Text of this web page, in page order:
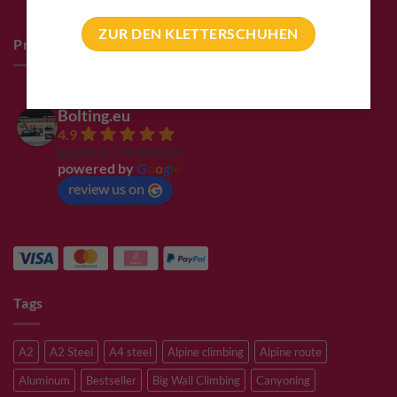
ZUR DEN KLETTERSCHUHEN
Pro Deals & Sponsoring
Bolting.eu
4.9
Based on 94 reviews
powered by G ogl
review us on
Tags
A2 A2 Steel A4 steel Alpine climbing
Alpine route
Aluminum
Bestseller Big Wall Climbing Canyoning